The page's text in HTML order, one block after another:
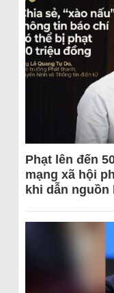
Phạt lên đến
mạng xã hội
khi dẫn nguồn